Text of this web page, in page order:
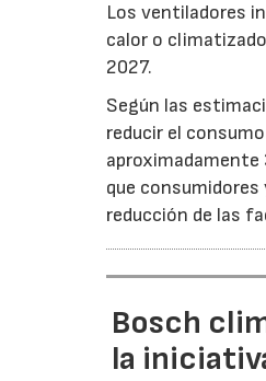
Los ventiladores
calor o
2027.
Según las
reducir el
aproximadamente
que consumidores
reducción de las
Bosch
la